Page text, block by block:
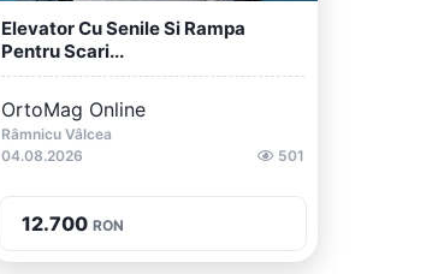
Elevator Cu Senile Si Rampa
Pentru Scari...
OrtoMag Online
Râmnicu Vâlcea
04.08.2026
501
12.700 RON